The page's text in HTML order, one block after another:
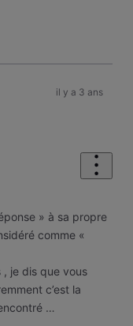
il y a 3 ans
» à sa propre
comme «
, je dis que vous
c’est la
…